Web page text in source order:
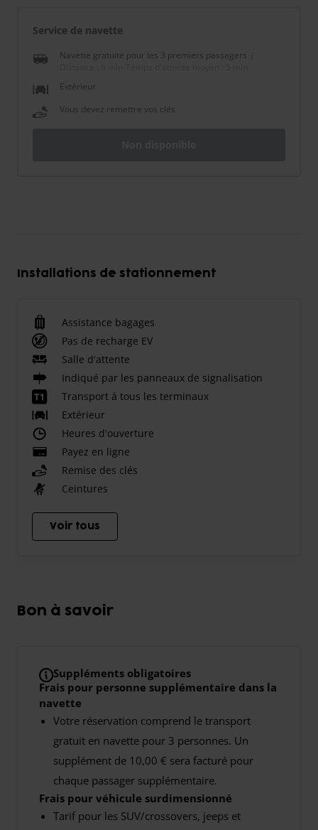
Service de navette
Navette gratuite pour les 3 premiers passagers
Extérieur
Vous devez remettre vos clés
Installations de stationnement
Assistance bagages
Pas de recharge EV
Salle d'attente
Indiqué par les panneaux de signalisation
Transport á tous les terminaux
Extérieur
Heures d'ouverture
Payez en ligne
Remise des clés
Ceintures
Voir tous
Bon à savoir
Suppléments obligatoires
Frais pour personne supplémentaire dans la
navette
Votre réservation comprend le transport
gratuit en navette pour 3 personnes. Un
supplément de 10,00 € sera facturé pour
chaque passager supplémentaire.
Frais pour véhicule surdimensionné
Tarif pour les SUV/crossovers, jeeps et